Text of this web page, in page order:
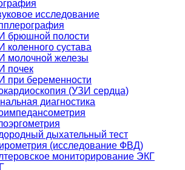
исследование
брюшной полости
коленного сустава
молочной железы
почек
при беременности
(УЗИ сердца)
диагностика
дыхательный тест
(исследование ФВД)
мониторирование ЭКГ